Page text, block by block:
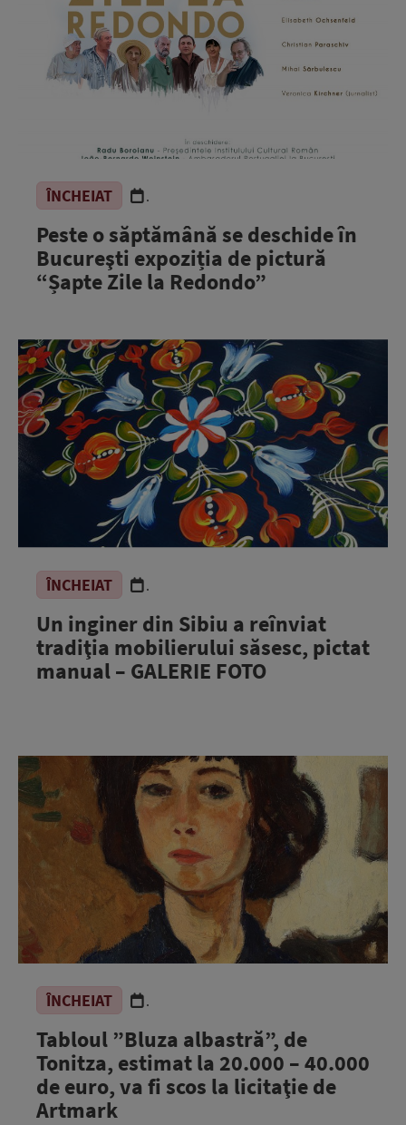
ÎNCHEIAT .
Peste o săptămână se deschide în
Bucureşti expoziția de pictură
“Șapte Zile la Redondo”
ÎNCHEIAT .
Un inginer din Sibiu a reînviat
tradiţia mobilierului săsesc, pictat
manual – GALERIE FOTO
ÎNCHEIAT .
Tabloul ”Bluza albastră”, de
Tonitza, estimat la 20.000 – 40.000
de euro, va fi scos la licitaţie de
Artmark